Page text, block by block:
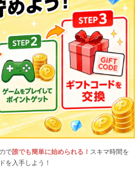
で誰でも簡単に始められる！ スキマ時間を
を入手しよう！